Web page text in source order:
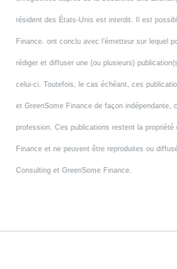
résident des États-Unis est interdit. Il est
Finance. ont conclu avec l’émetteur sur lequel
rédiger et diffuser une (ou plusieurs)
celui-ci. Toutefois, le cas échéant, ces
et GreenSome Finance de façon indépendante,
profession. Ces publications restent la
Finance et ne peuvent être reproduites ou
Consulting et GreenSome Finance.